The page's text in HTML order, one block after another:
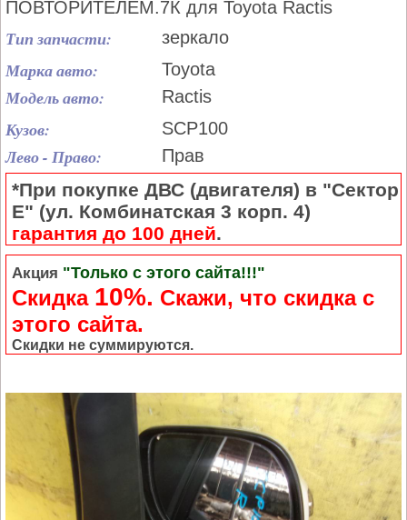
ПОВТОРИТЕЛЕМ.7К для Toyota Ractis
Тип запчасти: зеркало
Марка авто: Toyota
Модель авто: Ractis
Кузов: SCP100
Лево - Право: Прав
*При покупке ДВС (двигателя) в "Сектор
Е" (ул. Комбинатская 3 корп. 4)
гарантия до 100 дней.
Акция "Только с этого сайта!!!"
Скидка 10%. Cкажи, что скидка с
этого сайта.
Скидки не суммируются.